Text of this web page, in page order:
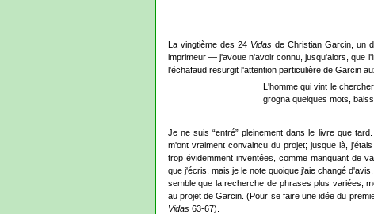
La vingtième des 24 Vidasde Christian Garcin, un
imprimeur — j'avoue n'avoir connu, jusqu'alors, que
l'échafaud resurgit l'attention particulière de Garcin
L'homme qui vint le
grogna quelques mots,
Je ne suis “entré” pleinement dans le livre que
m'ont vraiment convaincu du projet; jusque là,
trop évidemment inventées, comme manquant de
que j'écris, mais je le note quoique j'aie changé
semble que la recherche de phrases plus variées,
au projet de Garcin. (Pour se faire une idée du
Vidas63-67).